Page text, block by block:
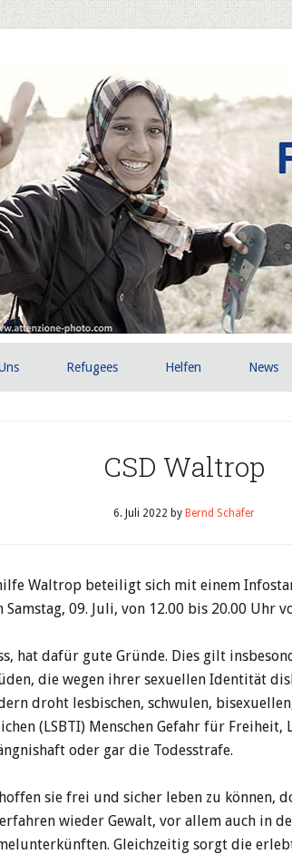
Refugees Helfen News
CSD Waltrop
6. Juli 2022 by Bernd Schäfer
Waltrop beteiligt sich mit einem
Samstag, 09. Juli, von 12.00 bis 20.00 Uhr
hat dafür gute Gründe. Dies gilt
die wegen ihrer sexuellen Identität
droht lesbischen, schwulen,
(LSBTI) Menschen Gefahr für Freiheit,
oder gar die Todesstrafe.
sie frei und sicher leben zu können,
wieder Gewalt, vor allem auch in
Gleichzeitig sorgt die